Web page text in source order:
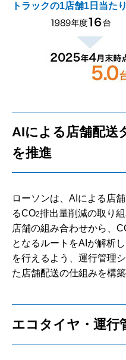
トラックの1店舗1日当た
AIによる店舗配送
を推進
ローソンは、AIによる店
るCO2排出量削減の取り
店舗の組み合わせから、
となるルートをAIが解析
を行えるよう、運行管理
た店舗配送の仕組みを構築
エコタイヤ・運行